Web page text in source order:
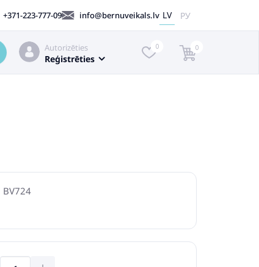
+371-223-777-09 info@bernuveikals.lv LV РУ
Autorizēties
Reģistrēties
0 0
BV724